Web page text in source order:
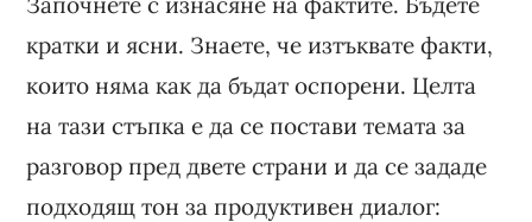
кратки и ясни. Знаете, че изтъквате факти,
които няма как да бъдат оспорени. Целта
на тази стъпка е да се постави темата за
разговор пред двете страни и да се зададе
подходящ тон за продуктивен диалог: